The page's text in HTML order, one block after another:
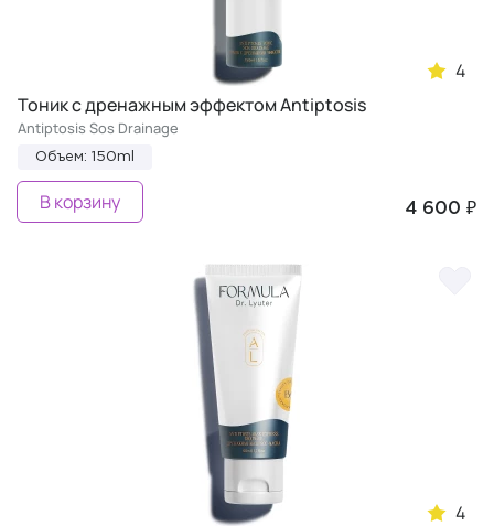
4
Тоник с дренажным эффектом Antiptosis
Antiptosis Sos Drainage
Объем: 150ml
4 600 ₽
В корзину
4